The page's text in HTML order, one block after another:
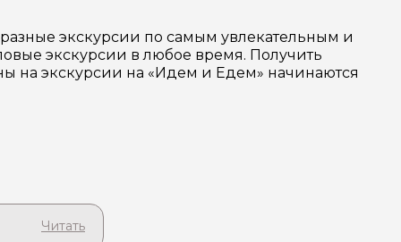
экскурсии по самым увлекательным и
экскурсии в любое время. Получить
на экскурсии на «Идем и Едем» начинаются